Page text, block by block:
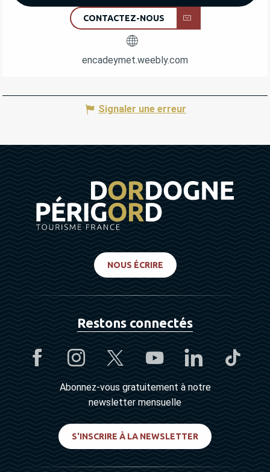
CONTACTEZ-NOUS
encadeymet.weebly.com
Signaler une erreur
NOUS ÉCRIRE
Restons connectés
Abonnez-vous gratuitement à notre
newsletter mensuelle
S'INSCRIRE À LA NEWSLETTER